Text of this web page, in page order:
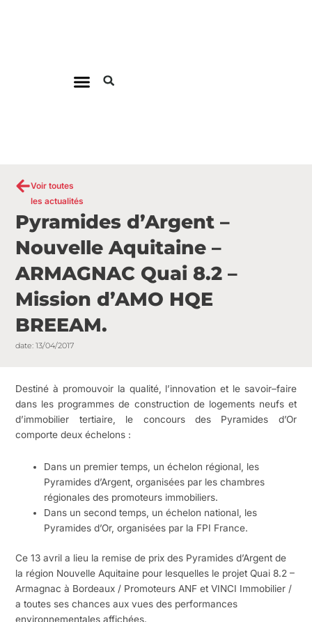
Voir toutes
les actualités
Pyramides d’Argent –
Nouvelle Aquitaine –
ARMAGNAC Quai 8.2 –
Mission d’AMO HQE
BREEAM.
date: 13/04/2017
Destiné à promouvoir la qualité, l’innovation et le savoir–faire
dans les programmes de construction de logements neufs et
d’immobilier tertiaire, le concours des Pyramides d’Or
comporte deux échelons :
Dans un premier temps, un échelon régional, les
Pyramides d’Argent, organisées par les chambres
régionales des promoteurs immobiliers.
Dans un second temps, un échelon national, les
Pyramides d’Or, organisées par la FPI France.
Ce 13 avril a lieu la remise de prix des Pyramides d’Argent de
la région Nouvelle Aquitaine pour lesquelles le projet Quai 8.2 –
Armagnac à Bordeaux / Promoteurs ANF et VINCI Immobilier /
a toutes ses chances aux vues des performances
environnementales affichées.